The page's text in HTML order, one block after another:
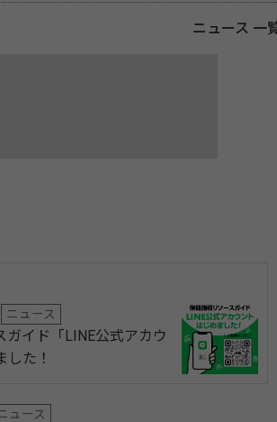
ニュース 一
ニュース
ガイド「LINE公式アカウ
した！
ュース